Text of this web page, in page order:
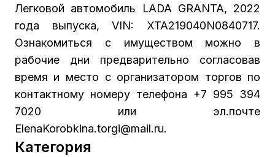
Легковой автомобиль LADA GRANTA, 2022
года выпуска, VIN: XTA219040N0840717.
Ознакомиться с имуществом можно в
рабочие дни предварительно согласовав
время и место с организатором торгов по
контактному номеру телефона +7 995 394
7020 или эл.почте
ElenaKorobkina.torgi@mail.ru.
Категория